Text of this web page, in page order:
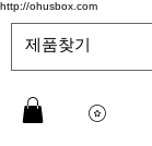
http://ohusbox.com